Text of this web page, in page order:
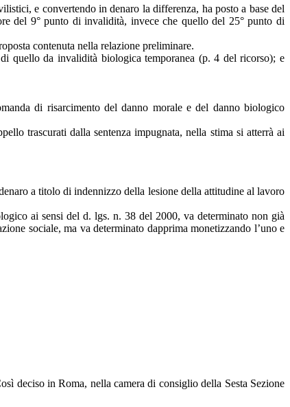
e convertendo in denaro la differenza, ha posto a base del
del 9° punto di invalidità, invece che quello del 25° punto di
contenuta nella relazione preliminare.
quello da invalidità biologica temporanea (p. 4 del ricorso); e
di risarcimento del danno morale e del danno biologico
trascurati dalla sentenza impugnata, nella stima si atterrà ai
a titolo di indennizzo della lesione della attitudine al lavoro
ai sensi del d. lgs. n. 38 del 2000, va determinato non già
sociale, ma va determinato dapprima monetizzando l’uno e
deciso in Roma, nella camera di consiglio della Sesta Sezione